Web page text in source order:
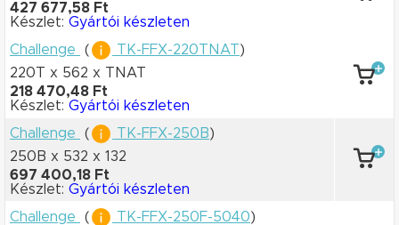
427 677,58 Ft
Készlet: Gyártói készleten
Challenge
( TK-FFX-220TNAT)
220T x 562 x TNAT
218 470,48 Ft
Készlet: Gyártói készleten
Challenge
( TK-FFX-250B)
250B x 532 x 132
697 400,18 Ft
Készlet: Gyártói készleten
Challenge
( TK-FFX-250F-5040)